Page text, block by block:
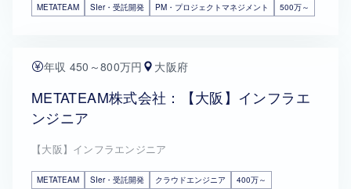
METATEAM SIer・受託開発 PM・プロジェクトマネジメント 500万～
年収 450～800万円 大阪府
METATEAM株式会社：【大阪】インフラエ
ンジニア
【大阪】インフラエンジニア
METATEAM SIer・受託開発 クラウドエンジニア 400万～